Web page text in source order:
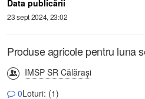
Data publicării
23 sept 2024, 23:02
Produse agricole pentru luna
IMSP SR Călăraşi
0Loturi: (1)